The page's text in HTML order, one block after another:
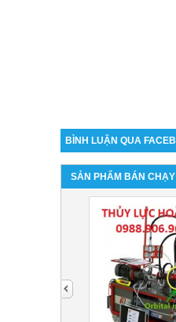
BÌNH LUẬN QUA
SẢN PHẨM BÁN